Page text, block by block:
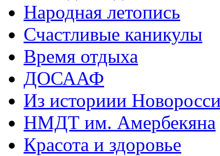
Народная летопись
Счастливые каникулы
Время отдыха
ДОСААФ
Из историии
НМДТ им. Амербекяна
Красота и здоровье